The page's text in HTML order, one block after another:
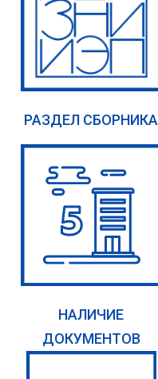
РАЗДЕЛ СБОРНИКА
НАЛИЧИЕ
ДОКУМЕНТОВ